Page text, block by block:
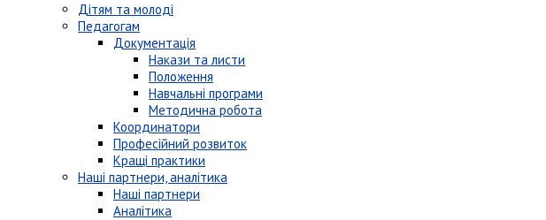
Дітям та молоді
Педагогам
Документація
Накази та листи
Положення
Навчальні програми
Методична робота
Координатори
Професійний розвиток
Кращі практики
Наші партнери, аналітика
Наші партнери
Аналітика